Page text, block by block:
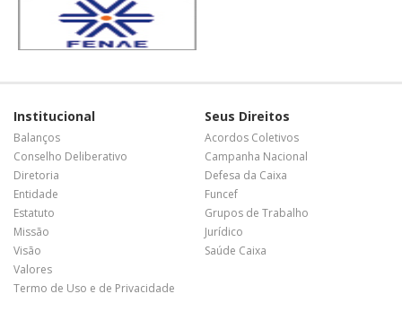
Institucional
Balanços
Conselho Deliberativo
Diretoria
Entidade
Estatuto
Missão
Visão
Valores
Termo de Uso e de Privacidade
Seus Direitos
Acordos Coletivos
Campanha Nacional
Defesa da Caixa
Funcef
Grupos de Trabalho
Jurídico
Saúde Caixa